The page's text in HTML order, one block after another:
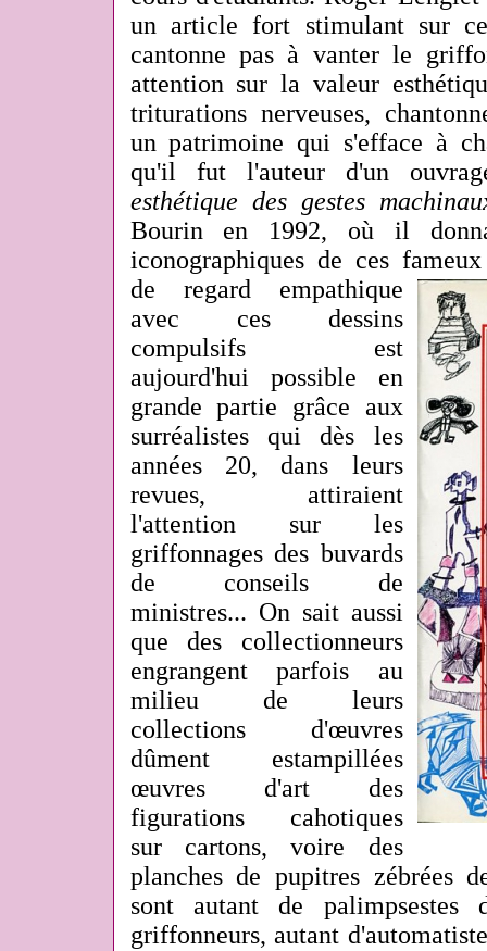
un article fort stimulant sur
cantonne pas à vanter le
attention sur la valeur
triturations nerveuses,
un patrimoine qui s'efface à
qu'il fut l'auteur d'un
esthétique des gestes
Bourin en 1992, où il
iconographiques de ces
de regard empathique
avec ces dessins
compulsifs est
aujourd'hui possible en
grande partie grâce aux
surréalistes qui dès les
années 20, dans leurs
revues, attiraient
l'attention sur les
griffonnages des buvards
de conseils de
ministres... On sait aussi
que des collectionneurs
engrangent parfois au
milieu de leurs
collections d'œuvres
dûment estampillées
œuvres d'art des
figurations cahotiques
sur cartons, voire des
planches de pupitres zébrées
sont autant de palimpsestes
griffonneurs, autant